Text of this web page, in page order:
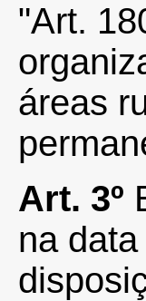
"Art.
áreas
Art. 3º
na